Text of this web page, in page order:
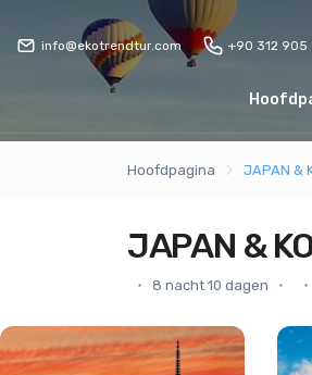
info@ekotrendtur.com +90 312 905
Hoofdpagina JAPAN &
JAPAN &
8 nacht 10 dagen